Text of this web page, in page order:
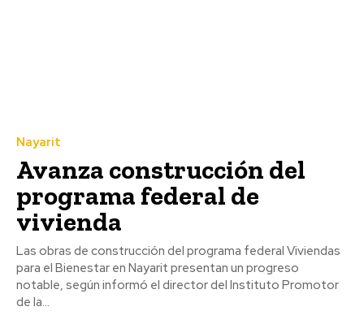
Nayarit
Avanza construcción del
programa federal de
vivienda
Las obras de construcción del programa federal Viviendas
para el Bienestar en Nayarit presentan un progreso
notable, según informó el director del Instituto Promotor
de la...